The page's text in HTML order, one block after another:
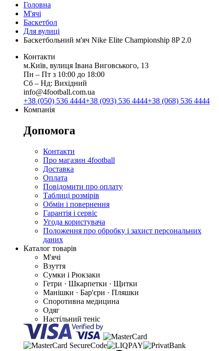
Головна
М'ячі
Баскетбол
Для вулиці
Баскетбольний м'яч Nike Elite Championship 8P 2.0
Контакти
м.Київ, вулиця Івана Виговського, 13
Пн ‒ Пт з 10:00 до 18:00
Сб ‒ Нд: Вихідний
info@4football.com.ua
+38 (050) 536 4444+38 (093) 536 4444+38 (068) 536 4444
Компанія
Допомога
Контакти
Про магазин 4football
Доставка
Оплата
Повідомити про оплату
Таблиці розмірів
Обмін і повернення
Гарантія і сервіс
Угода користувача
Положення про обробку і захист персональних
даних
Каталог товарів
М'ячі
Взуття
Сумки і Рюкзаки
Гетри · Шкарпетки · Щитки
Манішки · Бар'єри · Пляшки
Споротивна медицина
Одяг
Настільний теніс